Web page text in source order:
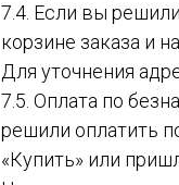
7.4. Если вы
корзине заказа и
Для уточнения
7.5. Оплата по
решили оплатить
«Купить» или